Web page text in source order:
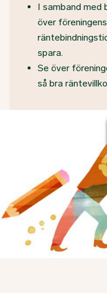
I samband
över
spara.
Se över
så bra